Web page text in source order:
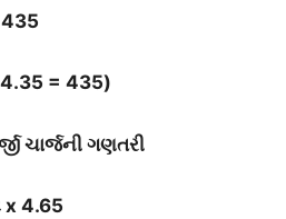
4.35 = 435)
ચાર્જની ગણતરી
x 4.65